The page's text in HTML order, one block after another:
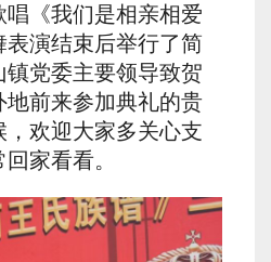
《我们是相亲相爱
演结束后举行了简
党委主要领导致贺
前来参加典礼的贵
欢迎大家多关心支
家看看。